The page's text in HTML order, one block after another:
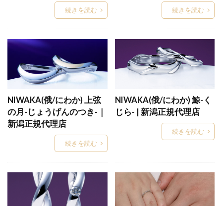
セミオーダー
セミオーダーメイド
セリーン
セルクル
セレナーデ
センターミル結婚指輪
ぜんのわ
ソーイ
ソーヤブル
ソウ
ダージリン
ダイヤモンド
ダイヤモンド4C
ダイヤモンドカッターズブランド
ダイヤモンドカラット
ダイヤモンドが綺麗なブランド
ダイヤモンドセッティング
ダイヤモンドソーヤブル
ダイヤモンドなし
続きを読む 続きを読む
NIWAKA(俄/にわか) 上弦
の月-じょうげんのつき-｜
新潟正規代理店
続きを読む
NIWAKA(俄/にわか) 鯨-く
じら- | 新潟正規代理店
続きを読む